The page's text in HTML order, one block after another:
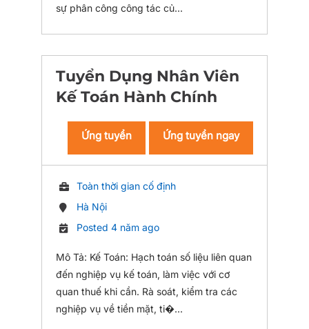
sự phân công công tác củ...
Tuyển Dụng Nhân Viên
Kế Toán Hành Chính
Ứng tuyển Ứng tuyển ngay
Toàn thời gian cố định
Hà Nội
Posted 4 năm ago
Mô Tả: Kế Toán: Hạch toán số liệu liên quan
đến nghiệp vụ kế toán, làm việc với cơ
quan thuế khi cần. Rà soát, kiểm tra các
nghiệp vụ về tiền mặt, ti�...